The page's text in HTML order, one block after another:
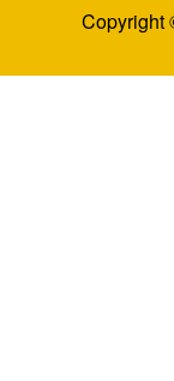
Copyright